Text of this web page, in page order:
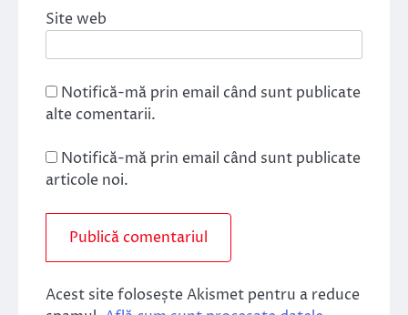
Site web
Notifică-mă prin email când sunt publicate
alte comentarii.
Notifică-mă prin email când sunt publicate
articole noi.
Acest site folosește Akismet pentru a reduce